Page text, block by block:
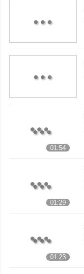
01:54
01:29
01:23